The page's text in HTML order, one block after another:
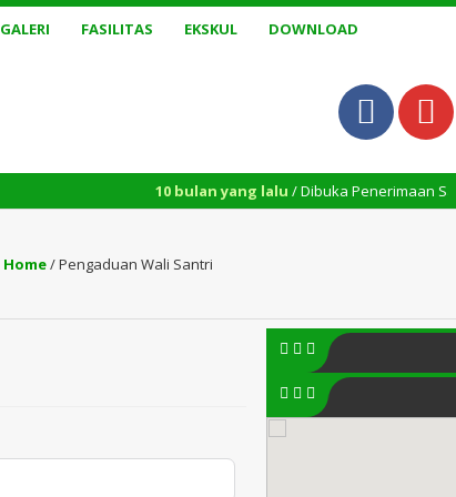
GALERI FASILITAS EKSKUL DOWNLOAD
10 bulan yang lalu/ Dibuka Penerimaan Santri
Home/Pengaduan Wali Santri